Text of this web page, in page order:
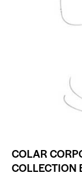
COLAR
COLLECTION